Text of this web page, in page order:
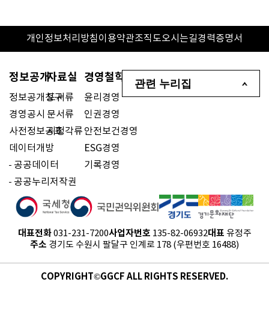
개인정보처리방침이용약관조직도오시는길경력증명서
대표전화 031-231-7200사업자번호 135-82-06932대표 유정주
주소 경기도 수원시 팔달구 인계로 178 (우편번호 16488)
정보공개
정보공개청구
경영공시
사전정보공표
데이터개방
공공데이터
공공누리저작권
자료실
도서류
문서류
시청각류
경영철학
윤리경영
인권경영
안전보건경영
ESG경영
기록경영
관련 누리집
COPYRIGHT©GGCF ALL RIGHTS RESERVED.